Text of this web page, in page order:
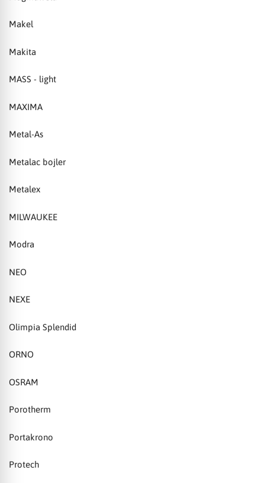
Makel
Makita
MASS - light
MAXIMA
Metal-As
Metalac bojler
Metalex
MILWAUKEE
Modra
NEO
NEXE
Olimpia Splendid
ORNO
OSRAM
Porotherm
Portakrono
Protech